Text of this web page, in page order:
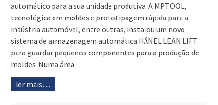
automático para a sua unidade produtiva. A MPTOOL,
tecnológica em moldes e prototipagem rápida para a
indústria automóvel, entre outras, instalou um novo
sistema de armazenagem automática HÄNEL LEAN LIFT
para guardar pequenos componentes para a produção de
moldes. Numa área
ler mais…